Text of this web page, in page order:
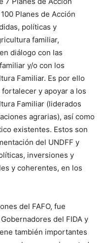
Planes de Acción
políticas y
familiar,
diálogo con las
y/o con los
Familiar. Es por ello
y apoyar a los
Familiar (liderados
agrarias), así como
existentes. Estos son
del UNDFF y
inversiones y
y coherentes, en los
del FAFO, fue
del FIDA y
también importantes